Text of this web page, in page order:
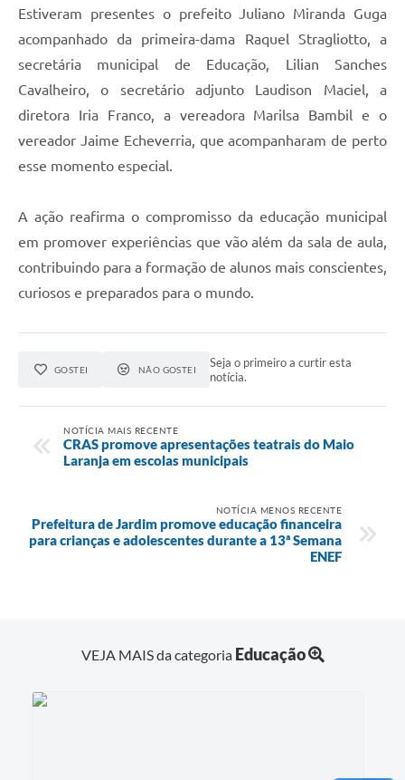
Estiveram presentes o prefeito Juliano Miranda Guga
acompanhado da primeira-dama Raquel Stragliotto, a
secretária municipal de Educação, Lilian Sanches
Cavalheiro, o secretário adjunto Laudison Maciel, a
diretora Iria Franco, a vereadora Marilsa Bambil e o
vereador Jaime Echeverria, que acompanharam de perto
esse momento especial.
A ação reafirma o compromisso da educação municipal
em promover experiências que vão além da sala de aula,
contribuindo para a formação de alunos mais conscientes,
curiosos e preparados para o mundo.
GOSTEI NÃO GOSTEI
Seja o primeiro a curtir esta
notícia.
NOTÍCIA MAIS RECENTE
CRAS promove apresentações teatrais do Maio
Laranja em escolas municipais
NOTÍCIA MENOS RECENTE
Prefeitura de Jardim promove educação financeira
para crianças e adolescentes durante a 13ª Semana
ENEF
VEJA MAIS da categoria Educação